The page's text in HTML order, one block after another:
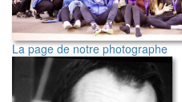
La page de notre photographe